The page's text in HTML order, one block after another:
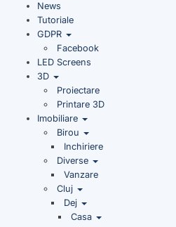
News
Tutoriale
GDPR
Facebook
LED Screens
3D
Proiectare
Printare 3D
Imobiliare
Birou
Inchiriere
Diverse
Vanzare
Cluj
Dej
Casa